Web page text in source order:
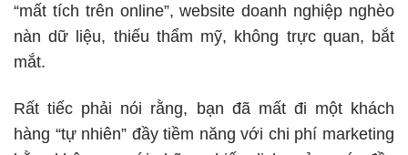
“mất tích trên online”, website doanh nghiệp nghèo
nàn dữ liệu, thiếu thẩm mỹ, không trực quan, bắt
mắt.
Rất tiếc phải nói rằng, bạn đã mất đi một khách
hàng “tự nhiên” đầy tiềm năng với chi phí marketing